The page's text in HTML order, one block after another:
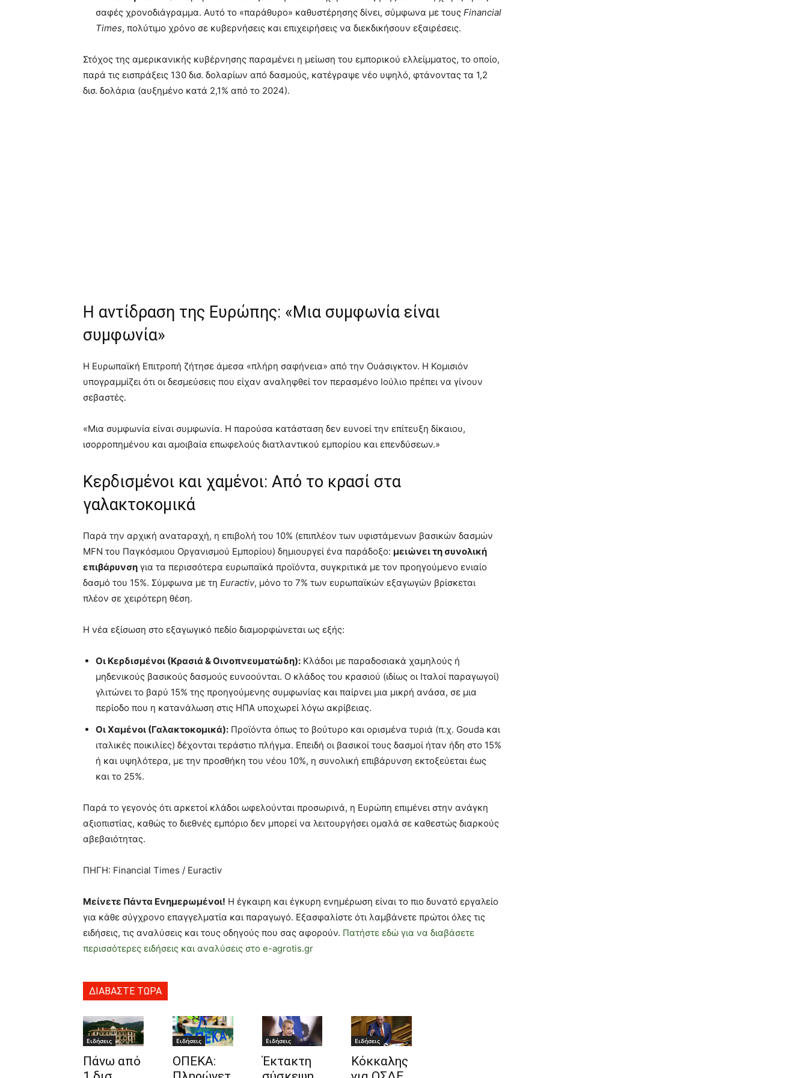
σαφές χρονοδιάγραμμα. Αυτό το «παράθυρο» καθυστέρησης δίνει, σύμφωνα με τους Financial
Times, πολύτιμο χρόνο σε κυβερνήσεις και επιχειρήσεις να διεκδικήσουν εξαιρέσεις.
Στόχος της αμερικανικής κυβέρνησης παραμένει η μείωση του εμπορικού ελλείμματος, το οποίο,
παρά τις εισπράξεις 130 δισ. δολαρίων από δασμούς, κατέγραψε νέο υψηλό, φτάνοντας τα 1,2
δισ. δολάρια (αυξημένο κατά 2,1% από το 2024).
Η αντίδραση της Ευρώπης: «Μια συμφωνία είναι
συμφωνία»
Η Ευρωπαϊκή Επιτροπή ζήτησε άμεσα «πλήρη σαφήνεια» από την Ουάσιγκτον. Η Κομισιόν
υπογραμμίζει ότι οι δεσμεύσεις που είχαν αναληφθεί τον περασμένο Ιούλιο πρέπει να γίνουν
σεβαστές.
«Μια συμφωνία είναι συμφωνία. Η παρούσα κατάσταση δεν ευνοεί την επίτευξη δίκαιου,
ισορροπημένου και αμοιβαία επωφελούς διατλαντικού εμπορίου και επενδύσεων.»
Κερδισμένοι και χαμένοι: Από το κρασί στα
γαλακτοκομικά
Παρά την αρχική αναταραχή, η επιβολή του 10% (επιπλέον των υφιστάμενων βασικών δασμών
MFN του Παγκόσμιου Οργανισμού Εμπορίου) δημιουργεί ένα παράδοξο: μειώνει τη συνολική
επιβάρυνση για τα περισσότερα ευρωπαϊκά προϊόντα, συγκριτικά με τον προηγούμενο ενιαίο
δασμό του 15%. Σύμφωνα με τη Euractiv, μόνο το 7% των ευρωπαϊκών εξαγωγών βρίσκεται
πλέον σε χειρότερη θέση.
Η νέα εξίσωση στο εξαγωγικό πεδίο διαμορφώνεται ως εξής:
Οι Κερδισμένοι (Κρασιά & Οινοπνευματώδη): Κλάδοι με παραδοσιακά χαμηλούς ή
μηδενικούς βασικούς δασμούς ευνοούνται. Ο κλάδος του κρασιού (ιδίως οι Ιταλοί παραγωγοί)
γλιτώνει το βαρύ 15% της προηγούμενης συμφωνίας και παίρνει μια μικρή ανάσα, σε μια
περίοδο που η κατανάλωση στις ΗΠΑ υποχωρεί λόγω ακρίβειας.
Οι Χαμένοι (Γαλακτοκομικά): Προϊόντα όπως το βούτυρο και ορισμένα τυριά (π.χ. Gouda και
ιταλικές ποικιλίες) δέχονται τεράστιο πλήγμα. Επειδή οι βασικοί τους δασμοί ήταν ήδη στο 15%
ή και υψηλότερα, με την προσθήκη του νέου 10%, η συνολική επιβάρυνση εκτοξεύεται έως
και το 25%.
Παρά το γεγονός ότι αρκετοί κλάδοι ωφελούνται προσωρινά, η Ευρώπη επιμένει στην ανάγκη
αξιοπιστίας, καθώς το διεθνές εμπόριο δεν μπορεί να λειτουργήσει ομαλά σε καθεστώς διαρκούς
αβεβαιότητας.
ΠΗΓΗ: Financial Times / Euractiv
Μείνετε Πάντα Ενημερωμένοι! Η έγκαιρη και έγκυρη ενημέρωση είναι το πιο δυνατό εργαλείο
για κάθε σύγχρονο επαγγελματία και παραγωγό. Εξασφαλίστε ότι λαμβάνετε πρώτοι όλες τις
ειδήσεις, τις αναλύσεις και τους οδηγούς που σας αφορούν. Πατήστε εδώ για να διαβάσετε
περισσότερες ειδήσεις και αναλύσεις στο e-agrotis.gr
ΔΙΑΒΑΣΤΕ ΤΩΡΑ
Ειδήσεις
Πάνω από
Ειδήσεις
ΟΠΕΚΑ:
Ειδήσεις
Έκτακτη
Ειδήσεις
Κόκκαλης